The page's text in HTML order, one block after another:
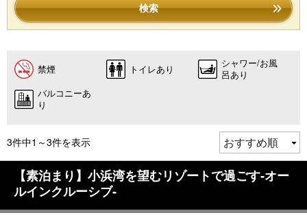
検索
禁煙 トイレあり
シャワー/お風
呂あり
バルコニーあ
り
3件中1～3件を表示
【素泊まり】小浜湾を望むリゾートで過ごす‐オー
ルインクルーシブ‐